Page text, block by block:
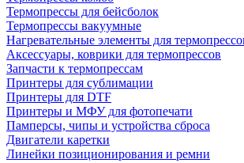
Термопрессы для бейсболок
Термопрессы вакуумные
Нагревательные элементы для
Аксессуары, коврики для термопрессов
Запчасти к термопрессам
Принтеры для сублимации
Принтеры для DTF
Принтеры и МФУ для фотопечати
Памперсы, чипы и устройства сброса
Двигатели каретки
Линейки позиционирования и ремни